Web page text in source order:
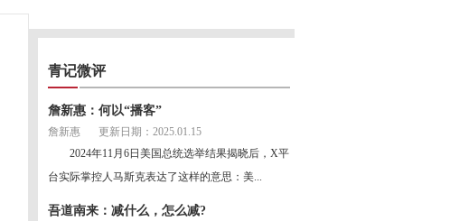
青记微评
詹新惠：何以“播客”
詹新惠
更新日期：2025.01.15
2024年11月6日美国总统选举结果揭晓后，X平
台实际掌控人马斯克表达了这样的意思：美...
吾道南来：减什么，怎么减?